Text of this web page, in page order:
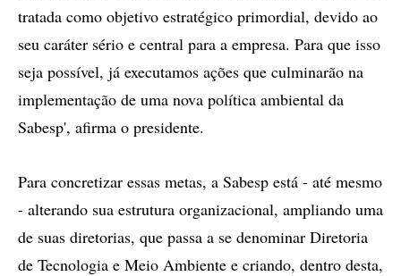
tratada como objetivo estratégico primordial, devido ao
seu caráter sério e central para a empresa. Para que isso
seja possível, já executamos ações que culminarão na
implementação de uma nova política ambiental da
Sabesp', afirma o presidente.
Para concretizar essas metas, a Sabesp está - até mesmo
- alterando sua estrutura organizacional, ampliando uma
de suas diretorias, que passa a se denominar Diretoria
de Tecnologia e Meio Ambiente e criando, dentro desta,